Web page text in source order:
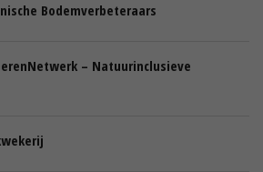
Bodemverbeteraars
– Natuurinclusieve